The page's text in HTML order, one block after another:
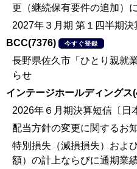
更（継続保有要件の追加）
2027年３月期 第１四半期決
BCC(7376)
今すぐ登録
長野県佐久市「ひとり親就
らせ
インテージホールディングス
2026年６月期決算短信〔日
配当方針の変更に関するお
特別損失（減損損失）およ
額）の計上ならびに通期業